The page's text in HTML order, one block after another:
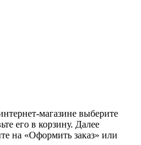
магазине выберите
его в корзину. Далее
на «Оформить заказ» или